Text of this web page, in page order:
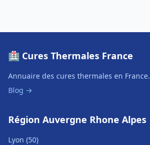
🏥 Cures Thermales France
Annuaire des cures thermales en France.
Blog →
Région Auvergne Rhone Alpes
Lyon (50)